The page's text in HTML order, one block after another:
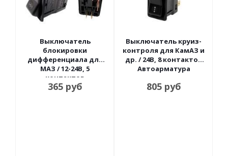
Выключатель
блокировки
дифференциала для
МАЗ / 12-24В, 5
контактов
Автоарматура
365руб
Выключатель круиз-
контроля для КамАЗ и
др. / 24В, 8 контактов
Автоарматура
805руб